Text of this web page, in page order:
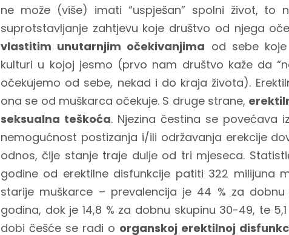
ne može (više) imati “uspješan” spolni život, to
suprotstavljanje zahtjevu koje društvo od njega
vlastitim unutarnjim očekivanjima od sebe
kulturi u kojoj jesmo (prvo nam društvo kaže da
očekujemo od sebe, nekad i do kraja života).
ona se od muškarca očekuje. S druge strane,
seksualna teškoća. Njezina čestina se povećava
nemogućnost postizanja i/ili održavanja erekcije
odnos, čije stanje traje dulje od tri mjeseca.
godine od erektilne disfunkcije patiti 322 milijuna
starije muškarce – prevalencija je 44 % za
godina, dok je 14,8 % za dobnu skupinu 30-49, te
dobi češće se radi o organskoj erektilnoj